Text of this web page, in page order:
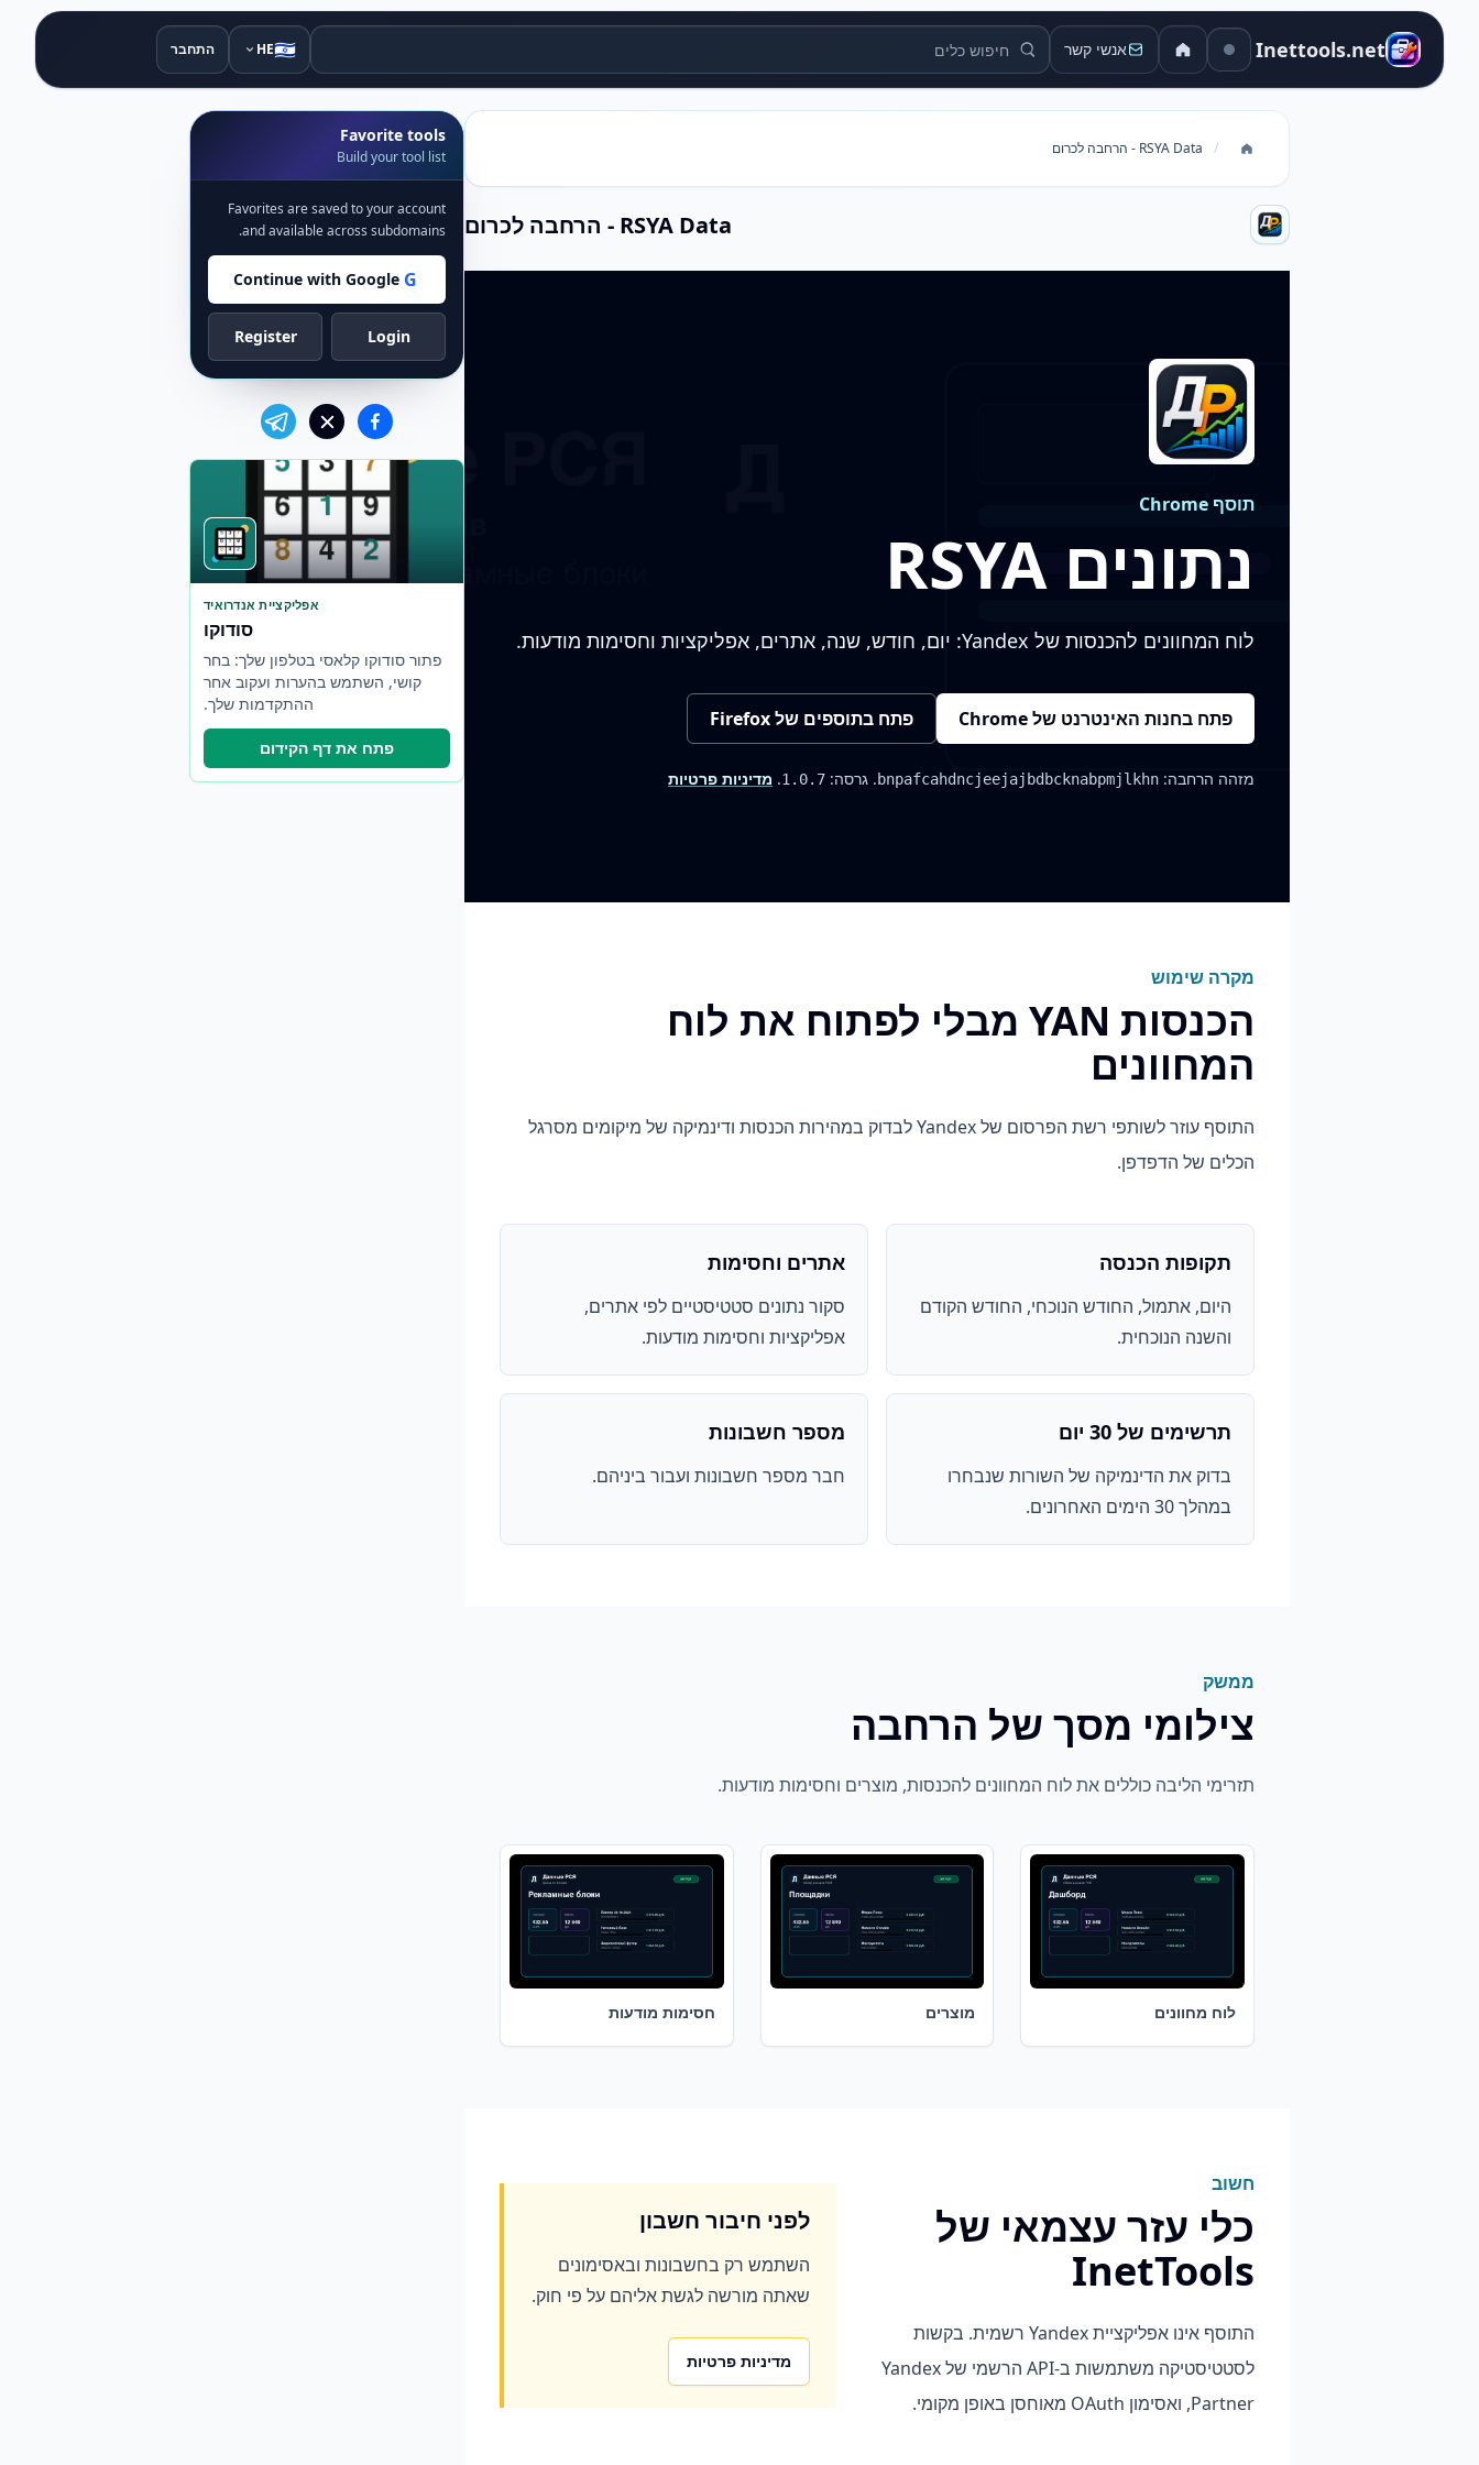
Inettools.net אנשי קשר חיפוש כלים 🇮🇱
HE התחבר
/ RSYA Data - הרחבה לכרום
RSYA Data - הרחבה לכרום
תוסף Chrome
נתונים RSYA
לוח המחוונים להכנסות של Yandex: יום, חודש, שנה, אתרים, אפליקציות וחסימות מודעות.
פתח בחנות האינטרנט של Chrome פתח בתוספים של Firefox
מזהה הרחבה: bnpafcahdncjeejajbdbcknabpmjlkhn. גרסה: 1.0.7
. מדיניות פרטיות
מקרה שימוש
הכנסות YAN מבלי לפתוח את לוח
המחוונים
התוסף עוזר לשותפי רשת הפרסום של Yandex לבדוק במהירות הכנסות ודינמיקה של מיקומים מסרגל
הכלים של הדפדפן.
תקופות הכנסה
היום, אתמול, החודש הנוכחי, החודש הקודם
והשנה הנוכחית.
אתרים וחסימות
סקור נתונים סטטיסטיים לפי אתרים,
אפליקציות וחסימות מודעות.
תרשימים של 30 יום
בדוק את הדינמיקה של השורות שנבחרו
במהלך 30 הימים האחרונים.
מספר חשבונות
חבר מספר חשבונות ועבור ביניהם.
ממשק
צילומי מסך של הרחבה
תזרימי הליבה כוללים את לוח המחוונים להכנסות, מוצרים וחסימות מודעות.
לוח מחוונים מוצרים חסימות מודעות
חשוב
כלי עזר עצמאי של
InetTools
התוסף אינו אפליקציית Yandex רשמית. בקשות
לסטטיסטיקה משתמשות ב-API הרשמי של Yandex
Partner, ואסימון OAuth מאוחסן באופן מקומי.
לפני חיבור חשבון
השתמש רק בחשבונות ובאסימונים
שאתה מורשה לגשת אליהם על פי חוק.
מדיניות פרטיות
Favorite tools
Build your tool list
Favorites are saved to your account
and available across subdomains.
G
Continue with Google
Login
Register
אפליקציית אנדרואיד
סודוקו
פתור סודוקו קלאסי בטלפון שלך: בחר
קושי, השתמש בהערות ועקוב אחר
ההתקדמות שלך.
פתח את דף הקידום